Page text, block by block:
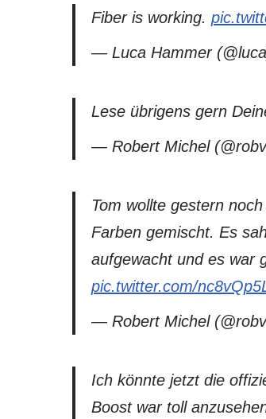
Fiber is working.
— Luca Hammer
Lese übrigens gern
— Robert Michel
Tom wollte gestern
Farben gemischt. Es
aufgewacht und es war
pic.twitter.com/
— Robert Michel
Ich könnte jetzt die
Boost war toll